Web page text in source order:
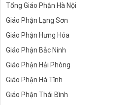
Tổng Giáo Phận Hà Nội
Giáo Phận Lạng Sơn
Giáo Phận Hưng Hóa
Giáo Phận Bắc Ninh
Giáo Phận Hải Phòng
Giáo Phận Hà Tĩnh
Giáo Phận Thái Bình